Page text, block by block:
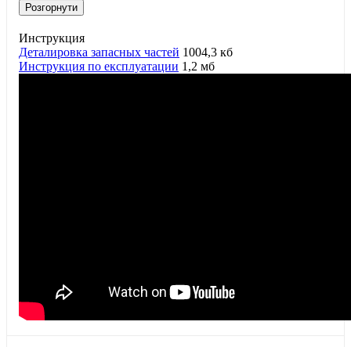
Розгорнути
Инструкция
Деталировка запасных частей 1004,3 кб
Инструкция по експлуатации 1,2 мб